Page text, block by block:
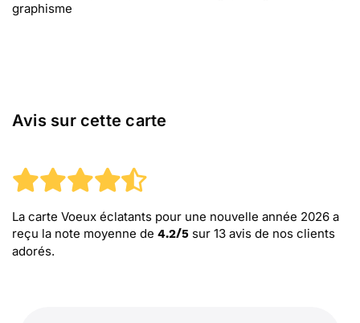
graphisme
Avis sur cette carte
La carte Voeux éclatants pour une nouvelle année 2026 a
reçu la note moyenne de 4.2/5 sur 13 avis de nos clients
adorés.